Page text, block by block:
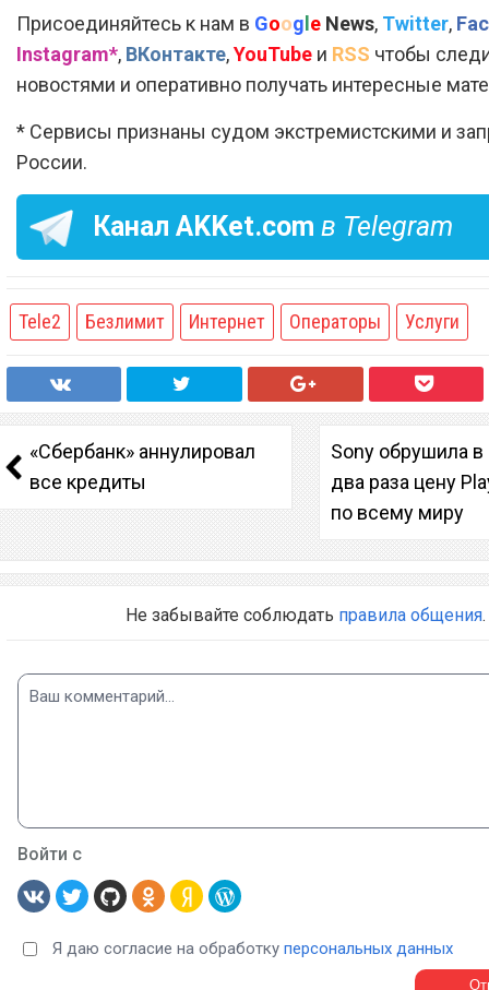
Присоединяйтесь к нам в Google News, Twitter,
Instagram*, ВКонтакте,YouTube и RSS чтобы
новостями и оперативно получать интересные
* Сервисы признаны судом экстремистскими и
России.
Канал AKKet.com в Telegram
Tele2 Безлимит Интернет Операторы Услуги
«Сбербанк» аннулировал
все кредиты
Sony обрушила
два раза цену
по всему миру
Не забывайте соблюдать правила общения.
Войти с
Я даю согласие на обработку персональных данных